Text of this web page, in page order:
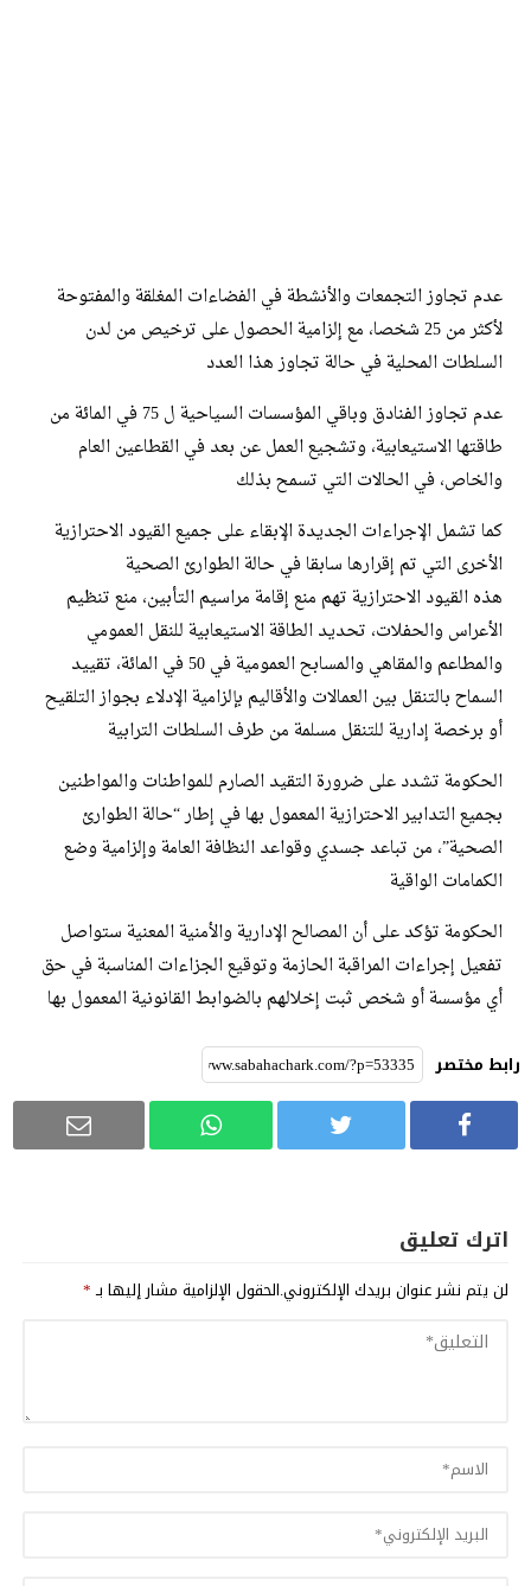
عدم تجاوز التجمعات والأنشطة في الفضاءات المغلقة والمفتوحة
لأكثر من 25 شخصا، مع إلزامية الحصول على ترخيص من لدن
السلطات المحلية في حالة تجاوز هذا العدد
عدم تجاوز الفنادق وباقي المؤسسات السياحية ل 75 في المائة من
طاقتها الاستيعابية، وتشجيع العمل عن بعد في القطاعين العام
والخاص، في الحالات التي تسمح بذلك
كما تشمل الإجراءات الجديدة الإبقاء على جميع القيود الاحترازية
الأخرى التي تم إقرارها سابقا في حالة الطوارئ الصحية
هذه القيود الاحترازية تهم منع إقامة مراسيم التأبين، منع تنظيم
الأعراس والحفلات، تحديد الطاقة الاستيعابية للنقل العمومي
والمطاعم والمقاهي والمسابح العمومية في 50 في المائة، تقييد
السماح بالتنقل بين العمالات والأقاليم بإلزامية الإدلاء بجواز التلقيح
أو برخصة إدارية للتنقل مسلمة من طرف السلطات الترابية
الحكومة تشدد على ضرورة التقيد الصارم للمواطنات والمواطنين
بجميع التدابير الاحترازية المعمول بها في إطار “حالة الطوارئ
الصحية”، من تباعد جسدي وقواعد النظافة العامة وإلزامية وضع
الكمامات الواقية
الحكومة تؤكد على أن المصالح الإدارية والأمنية المعنية ستواصل
تفعيل إجراءات المراقبة الحازمة وتوقيع الجزاءات المناسبة في حق
أي مؤسسة أو شخص ثبت إخلالهم بالضوابط القانونية المعمول بها
رابط مختصر
اترك تعليق
لن يتم نشر عنوان بريدك الإلكتروني.الحقول الإلزامية مشار إليها بـ*